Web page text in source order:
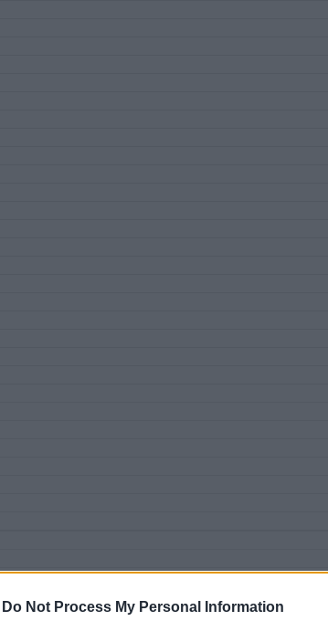
Do Not Process My Personal Information